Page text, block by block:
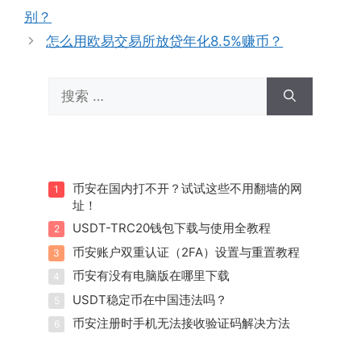
别？
怎么用欧易交易所放贷年化8.5%赚币？
索：
1
币安在国内打不开？试试这些不用翻墙的网
址！
2 USDT-TRC20钱包下载与使用全教程
3 币安账户双重认证（2FA）设置与重置教程
4 币安有没有电脑版在哪里下载
5 USDT稳定币在中国违法吗？
6 币安注册时手机无法接收验证码解决方法